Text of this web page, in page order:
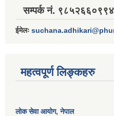
सम्पर्क नं. ९८५२६६०९९४
ईमेलः
महत्वपूर्ण लिङ्कहरु
लोक सेवा आयोग, नेपाल